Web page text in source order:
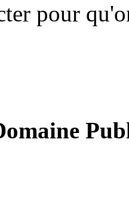
pour